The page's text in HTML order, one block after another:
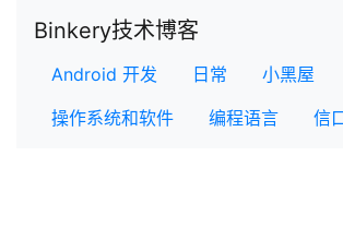
Binkery技术博客
Android 开发 日常
小黑屋
操作系统和软件
编程语言 信